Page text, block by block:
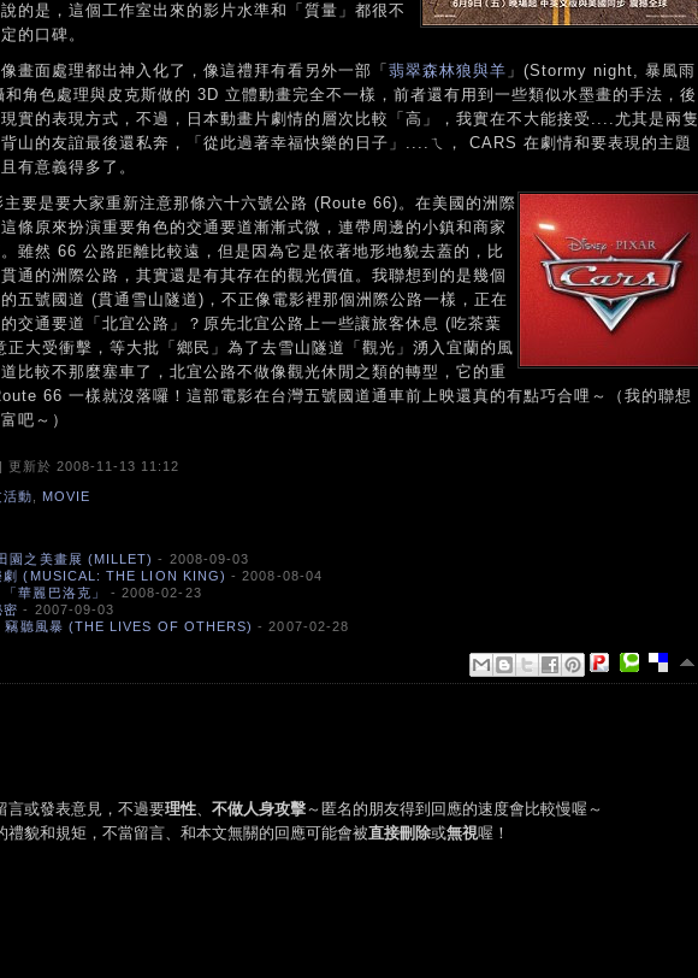
的是，這個工作室出來的影片水準和「質量」都很不
的口碑。
畫面處理都出神入化了，像這禮拜有看另外一部「 翡翠森林狼與羊 」(Stormy night, 暴風雨
角色處理與皮克斯做的 3D 立體動畫完全不一樣，前者還有用到一些類似水墨畫的手法，後
實的表現方式，不過，日本動畫片劇情的層次比較「高」，我實在不大能接受....尤其是兩隻
山的友誼最後還私奔，「從此過著幸福快樂的日子」....ㄟ， CARS 在劇情和要表現的主題
有意義得多了。
要是要大家重新注意那條六十六號公路 (Route 66)。在美國的洲際
條原來扮演重要角色的交通要道漸漸式微，連帶周邊的小鎮和商家
雖然 66 公路距離比較遠，但是因為它是依著地形地貌去蓋的，比
通的洲際公路，其實還是有其存在的觀光價值。我聯想到的是幾個
五號國道 (貫通雪山隧道)，不正像電影裡那個洲際公路一樣，正在
交通要道「北宜公路」？原先北宜公路上一些讓旅客休息 (吃茶葉
大受衝擊，等大批「鄉民」為了去雪山隧道「觀光」湧入宜蘭的風
比較不那麼塞車了，北宜公路不做像觀光休閒之類的轉型，它的重
66 一樣就沒落囉！這部電影在台灣五號國道通車前上映還真的有點巧合哩～（我的聯想
吧～）
| 更新於 2008-11-13 11:12
活動 MOVIE
園之美畫展 (MILLET) - 2008-09-03
劇 (MUSICAL: THE LION KING) - 2008-08-04
華麗巴洛克」
- 2008-02-23
密 - 2007-09-03
竊聽風暴 (THE LIVES OF OTHERS) - 2007-02-28
言或發表意見，不過要理性 不做人身攻擊～匿名的朋友得到回應的速度會比較慢喔～
禮貌和規矩，不當留言、和本文無關的回應可能會被直接刪除或無視喔！